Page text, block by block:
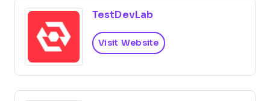
TestDevLab
Visit Website